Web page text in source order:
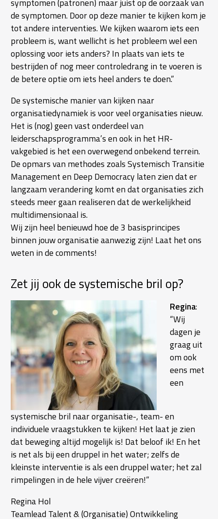
symptomen (patronen) maar juist op de oorzaak van
de symptomen. Door op deze manier te kijken kom je
tot andere interventies. We kijken waarom iets een
probleem is, want wellicht is het probleem wel een
oplossing voor iets anders? In plaats van iets te
bestrijden of nog meer controledrang in te voeren is
de betere optie om iets heel anders te doen.”
De systemische manier van kijken naar
organisatiedynamiek is voor veel organisaties nieuw.
Het is (nog) geen vast onderdeel van
leiderschapsprogramma’s en ook in het HR-
vakgebied is het een overwegend onbekend terrein.
De opmars van methodes zoals Systemisch Transitie
Management en Deep Democracy laten zien dat er
langzaam verandering komt en dat organisaties zich
steeds meer gaan realiseren dat de werkelijkheid
multidimensionaal is.
Wij zijn heel benieuwd hoe de 3 basisprincipes
binnen jouw organisatie aanwezig zijn! Laat het ons
weten in de comments!
Zet jij ook de systemische bril op?
Regina:
“Wij
dagen je
graag uit
om ook
eens met
een
systemische bril naar organisatie-, team- en
individuele vraagstukken te kijken! Het laat je zien
dat beweging altijd mogelijk is! Dat beloof ik! En het
is net als bij een druppel in het water; zelfs de
kleinste interventie is als een druppel water; het zal
rimpelingen in de hele vijver creëren!”
Regina Hol
Teamlead Talent & (Organisatie) Ontwikkeling